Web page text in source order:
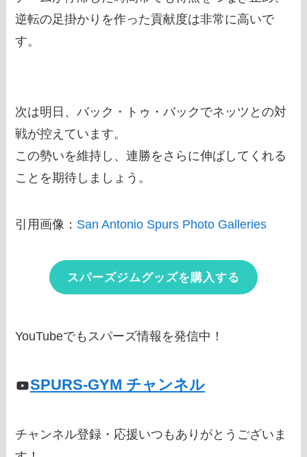
逆転の足掛かりを作った貢献度は非常に高いで
す。
次は明日、バック・トゥ・バックでネッツとの対
戦が控えています。
この勢いを維持し、連勝をさらに伸ばしてくれる
ことを期待しましょう。
引用画像： San Antonio Spurs Photo Galleries
スパーズジムグッズを購入する
YouTubeでもスパーズ情報を発信中！
SPURS-GYM チャンネル
チャンネル登録・応援いつもありがとうございま